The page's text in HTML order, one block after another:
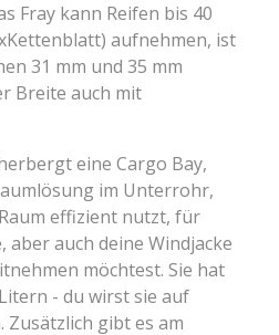
Fray kann Reifen bis 40
aufnehmen, ist
31 mm und 35 mm
Breite auch mit
eine Cargo Bay,
im Unterrohr,
effizient nutzt, für
aber auch deine Windjacke
möchtest. Sie hat
- du wirst sie auf
gibt es am